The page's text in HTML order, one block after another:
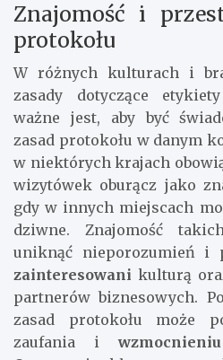
Znajomość i
protokołu
W różnych kulturach i
zasady dotyczące
ważne jest, aby być
zasad protokołu w danym
w niektórych krajach
wizytówek oburącz jako
gdy w innych miejscach
dziwne. Znajomość
uniknąć nieporozumień i
zainteresowani kulturą
partnerów biznesowych.
zasad protokołu może
zaufania iwzmocnieniu